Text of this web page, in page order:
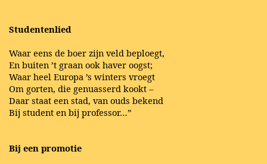
Studentenlied
Waar eens de boer zijn veld beploegt,
En buiten ’t graan ook haver oogst;
Waar heel Europa ’s winters vroegt
Om gorten, die genuasserd kookt –
Daar staat een stad, van ouds bekend
Bij student en bij professor…”
Bij een promotie